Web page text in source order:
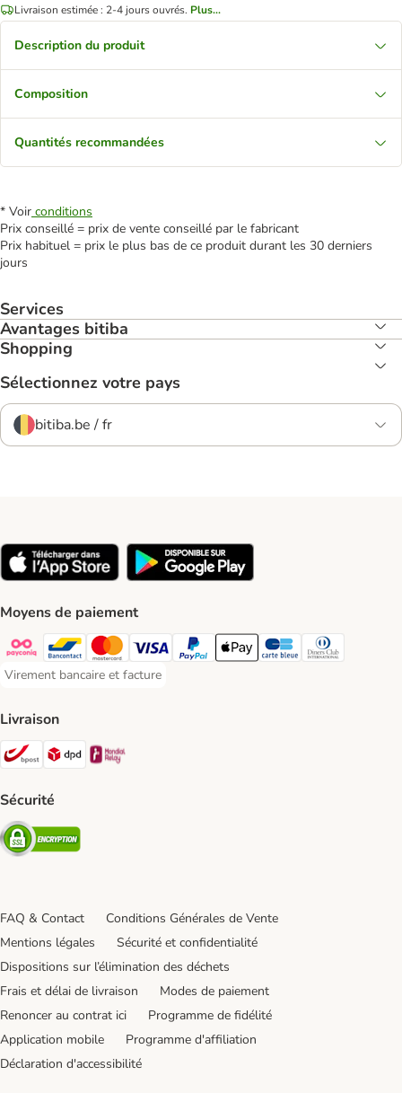
Livraison estimée : 2-4 jours ouvrés. Plus...
Description du produit
Composition
Quantités recommandées
* Voir conditions
Prix conseillé = prix de vente conseillé par le fabricant
Prix habituel = prix le plus bas de ce produit durant les 30 derniers
jours
Services
Avantages bitiba
Shopping
Sélectionnez votre pays
bitiba.be / fr
Moyens de paiement
Payconiq Payment Method
Bancontact Payment Method
Mastercard Payment Method
Visa Payment Method
Paypal Payment Method
Apple Pay Payment Method
Carte bleue Payment
Diners club
Virement bancaire et facture
Virement bancaire et facture Payment Method
Livraison
Bpost Shipping Method
DPD Shipping Method
Sécurité
Security
FAQ & Contact
Conditions Générales de Vente
Mentions légales
Sécurité et confidentialité
Dispositions sur l’élimination des déchets
Frais et délai de livraison
Modes de paiement
Renoncer au contrat ici
Programme de fidélité
Application mobile
Programme d'affiliation
Déclaration d'accessibilité